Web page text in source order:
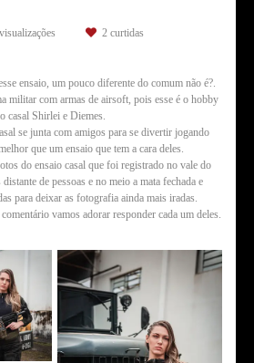
visualizações 2 curtidas
ensaio, um pouco diferente do comum não é?.
militar com armas de airsoft, pois esse é o hobby
casal Shirlei e Diemes.
se junta com amigos para se divertir jogando
que um ensaio que tem a cara deles.
do ensaio casal que foi registrado no vale do
de pessoas e no meio a mata fechada e
para deixar as fotografia ainda mais iradas.
vamos adorar responder cada um deles.